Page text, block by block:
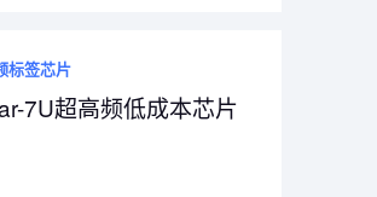
标签芯片
7U超高频低成本芯片